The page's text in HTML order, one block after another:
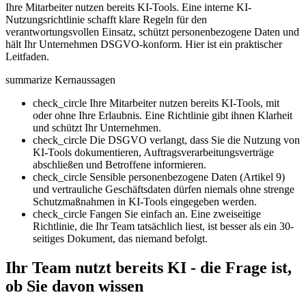
Ihre Mitarbeiter nutzen bereits KI-Tools. Eine interne KI-
Nutzungsrichtlinie schafft klare Regeln für den
verantwortungsvollen Einsatz, schützt personenbezogene Daten und
hält Ihr Unternehmen DSGVO-konform. Hier ist ein praktischer
Leitfaden.
summarize Kernaussagen
check_circle Ihre Mitarbeiter nutzen bereits KI-Tools, mit
oder ohne Ihre Erlaubnis. Eine Richtlinie gibt ihnen Klarheit
und schützt Ihr Unternehmen.
check_circle Die DSGVO verlangt, dass Sie die Nutzung von
KI-Tools dokumentieren, Auftragsverarbeitungsverträge
abschließen und Betroffene informieren.
check_circle Sensible personenbezogene Daten (Artikel 9)
und vertrauliche Geschäftsdaten dürfen niemals ohne strenge
Schutzmaßnahmen in KI-Tools eingegeben werden.
check_circle Fangen Sie einfach an. Eine zweiseitige
Richtlinie, die Ihr Team tatsächlich liest, ist besser als ein 30-
seitiges Dokument, das niemand befolgt.
Ihr Team nutzt bereits KI - die Frage ist,
ob Sie davon wissen